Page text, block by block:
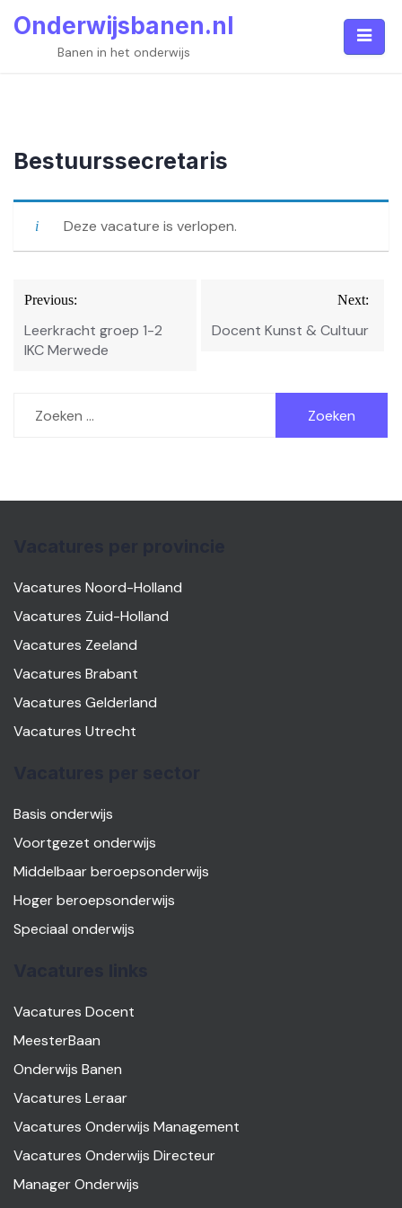
Onderwijsbanen.nl
Banen in het onderwijs
Bestuurssecretaris
Deze vacature is verlopen.
Bericht
navigatie
Previous:
Leerkracht groep 1-2
IKC Merwede
Next:
Docent Kunst & Cultuur
naar:
Vacatures Noord-Holland
Vacatures Zuid-Holland
Vacatures Zeeland
Vacatures Brabant
Vacatures Gelderland
Vacatures Utrecht
Basis onderwijs
Voortgezet onderwijs
Middelbaar beroepsonderwijs
Hoger beroepsonderwijs
Speciaal onderwijs
Vacatures Docent
MeesterBaan
Onderwijs Banen
Vacatures Leraar
Vacatures Onderwijs Management
Vacatures Onderwijs Directeur
Manager Onderwijs